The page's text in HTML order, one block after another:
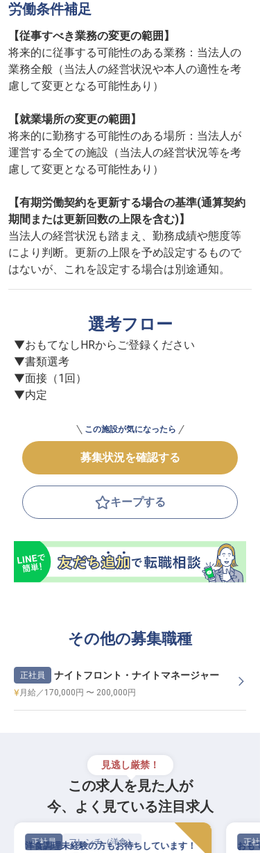
労働条件補足
【従事すべき業務の変更の範囲】
将来的に従事する可能性のある業務：当法人の
業務全般（当法人の経営状況や本人の適性を考
慮して変更となる可能性あり）
【就業場所の変更の範囲】
将来的に勤務する可能性のある場所：当法人が
運営する全ての施設（当法人の経営状況等を考
慮して変更となる可能性あり）
【有期労働契約を更新する場合の基準(通算契約
期間または更新回数の上限を含む)】
当法人の経営状況も踏まえ、勤務成績や態度等
により判断。更新の上限を予め設定するもので
はないが、これを設定する場合は別途通知。
選考フロー
▼おもてなしHRからご登録ください
▼書類選考
▼面接（1回）
▼内定
この施設が気になったら
募集状況を確認する
キープする
その他の募集職種
正社員 ナイトフロント・ナイトマネージャー
月給／170,000円 〜 200,000円
見逃し厳禁！
この求人を見た人が
今、よく見ている注目求人
正社員 フレンチ（洋食）
洋食調理未経験の方もお待ちしています！
正社
おも